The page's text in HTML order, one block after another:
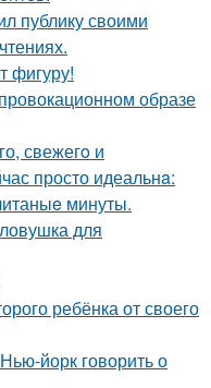
публику своими
фигуру!
образе
свежегo и
просто идеальнa:
минуты.
для
ребёнка от своего
йорк говорить о